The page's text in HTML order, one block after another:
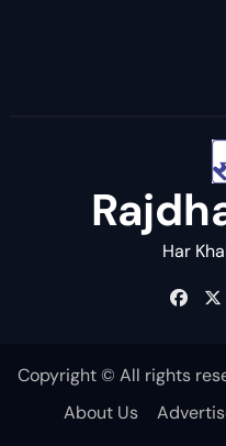
Har
Copyright © All rights
About Us